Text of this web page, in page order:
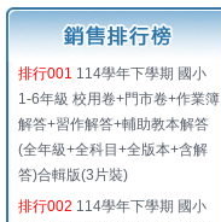
排行001 114學年下學期 國小
1-6年級 校用卷+門市卷+作業簿
解答+習作解答+輔助教本解答
(全年級+全科目+全版本+含解
答)合輯版(3片裝)
排行002 114學年下學期 國小